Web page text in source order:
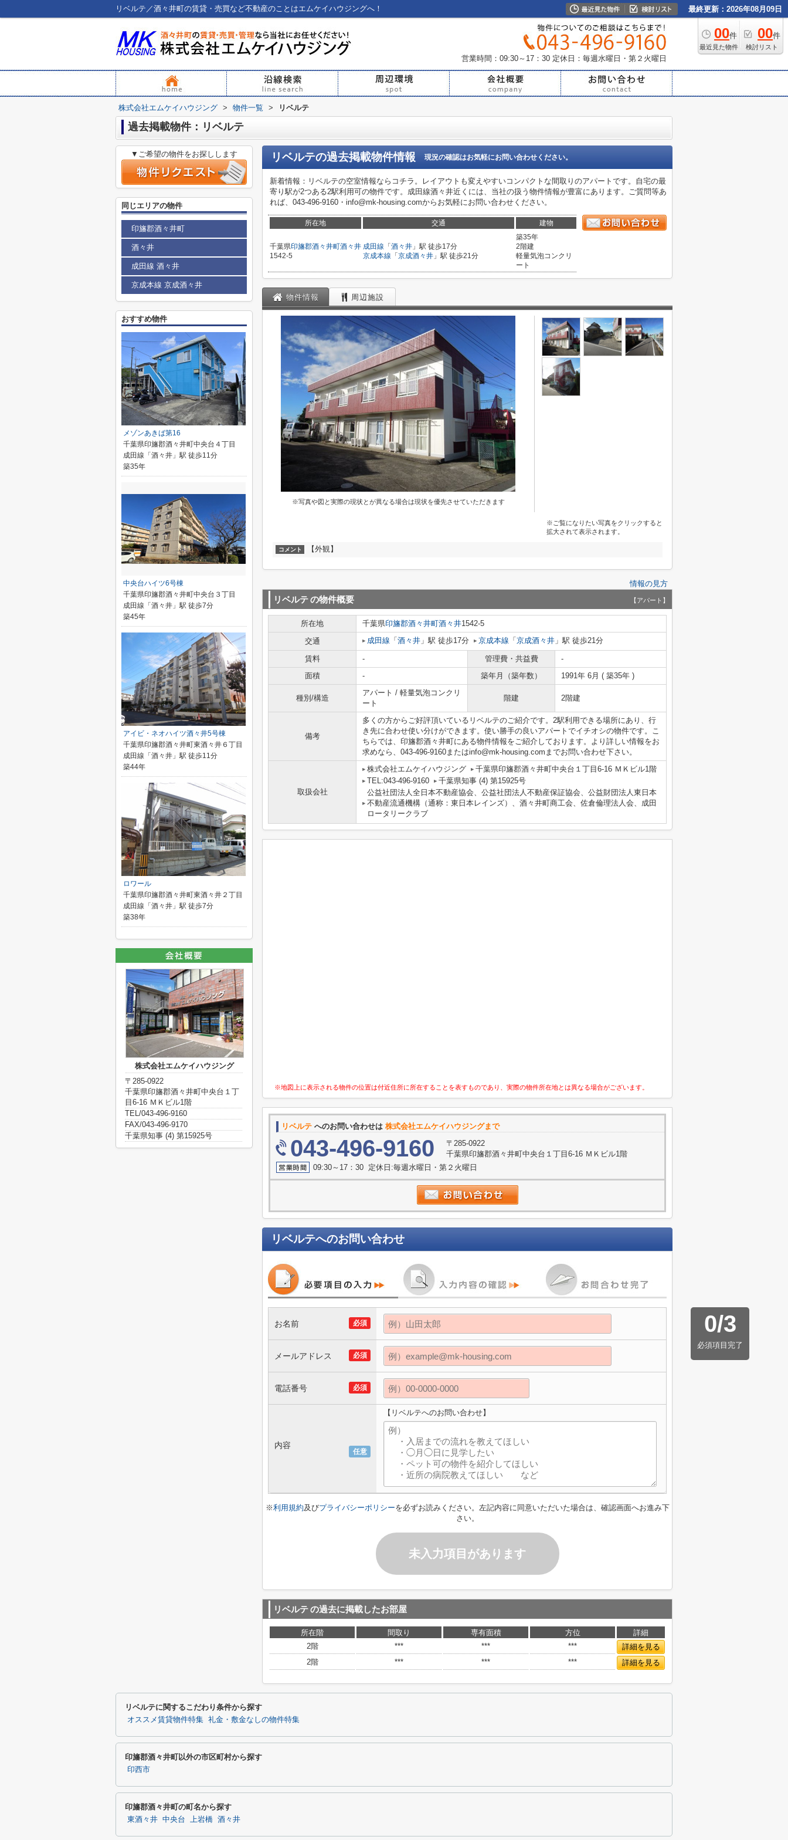
リベルテ／酒々井町の賃貸・売買など不動産のことはエムケイハウジングへ！ 最終更新：2026年08月09日
00件
最近見た物件
00件
検討リスト
営業時間：09:30～17：30 定休日：毎週水曜日・第２火曜日
株式会社エムケイハウジング > 物件一覧 > リベルテ
過去掲載物件：リベルテ
リベルテの過去掲載物件情報 現況の確認はお気軽にお問い合わせください。
新着情報：リベルテの空室情報ならコチラ。レイアウトも変えやすいコンパクトな間取りのアパートです。自宅の最
寄り駅が2つある2駅利用可の物件です。成田線酒々井近くには、当社の扱う物件情報が豊富にあります。ご質問等あ
れば、043-496-9160・info@mk-housing.comからお気軽にお問い合わせください。
所在地 交通 建物
千葉県印旛郡酒々井町酒々井
1542-5
成田線 「 酒々井 」駅 徒歩17分
京成本線 「 京成酒々井 」駅 徒歩21分
築35年
2階建
軽量気泡コンクリ
ート
物件情報 周辺施設
※写真や図と実際の現状とが異なる場合は現状を優先させていただきます
※ご覧になりたい写真をクリックすると
拡大されて表示されます。
コメント 【外観】
情報の見方
リベルテの物件概要 【アパート】
所在地 千葉県印旛郡酒々井町酒々井1542-5
交通
成田線 「 酒々井 」駅 徒歩17分 京成本線 「 京成酒々井 」駅 徒歩21分
賃料 - 管理費・共益費
-
面積
- 築年月（築年数） 1991年 6月 ( 築35年 )
種別/構造
アパート / 軽量気泡コンクリ
ート
階建 2階建
備考
多くの方からご好評頂いているリベルテのご紹介です。2駅利用できる場所にあり、行
き先に合わせ使い分けができます。使い勝手の良いアパートでイチオシの物件です。こ
ちらでは、印旛郡酒々井町にある物件情報をご紹介しております。より詳しい情報をお
求めなら、043-496-9160またはinfo@mk-housing.comまでお問い合わせ下さい。
取扱会社
株式会社エムケイハウジング
千葉県印旛郡酒々井町中央台１丁目6-16 ＭＫビル1階
TEL:043-496-9160
千葉県知事 (4) 第15925号
公益社団法人全日本不動産協会、公益社団法人不動産保証協会、公益財団法人東日本
不動産流通機構（通称：東日本レインズ）、酒々井町商工会、佐倉倫理法人会、成田
ロータリークラブ
※地図上に表示される物件の位置は付近住所に所在することを表すものであり、実際の物件所在地とは異なる場合がございます。
リベルテ へのお問い合わせは 株式会社エムケイハウジングまで
043-496-9160
〒285-0922
千葉県印旛郡酒々井町中央台１丁目6-16 ＭＫビル1階
09:30～17：30 定休日:毎週水曜日・第２火曜日
リベルテへのお問い合わせ
0/3
必須項目完了
必須
お名前
必須
メールアドレス
必須
電話番号
任意
内容
【リベルテへのお問い合わせ】
※利用規約及びプライバシーポリシーを必ずお読みください。左記内容に同意いただいた場合は、確認画面へお進み下
さい。
未入力項目があります
リベルテの過去に掲載したお部屋
所在階 間取り 専有面積 方位
詳細
2階
*** *** ***
詳細を見る
2階
*** *** *** 詳細を見る
▼ご希望の物件をお探しします
同じエリアの物件
印旛郡酒々井町
酒々井
成田線 酒々井
京成本線 京成酒々井
おすすめ物件
メゾンあきば第16
千葉県印旛郡酒々井町中央台４丁目
成田線「酒々井」駅 徒歩11分
築35年
中央台ハイツ6号棟
千葉県印旛郡酒々井町中央台３丁目
成田線「酒々井」駅 徒歩7分
築45年
アイビ・ネオハイツ酒々井5号棟
千葉県印旛郡酒々井町東酒々井６丁目
成田線「酒々井」駅 徒歩11分
築44年
ロワール
千葉県印旛郡酒々井町東酒々井２丁目
成田線「酒々井」駅 徒歩7分
築38年
株式会社エムケイハウジング
〒285-0922
千葉県印旛郡酒々井町中央台１丁
目6-16 ＭＫビル1階
TEL/043-496-9160
FAX/043-496-9170
千葉県知事 (4) 第15925号
リベルテに関するこだわり条件から探す
オススメ賃貸物件特集 礼金・敷金なしの物件特集
印旛郡酒々井町以外の市区町村から探す
印西市
印旛郡酒々井町の町名から探す
東酒々井 中央台 上岩橋 酒々井